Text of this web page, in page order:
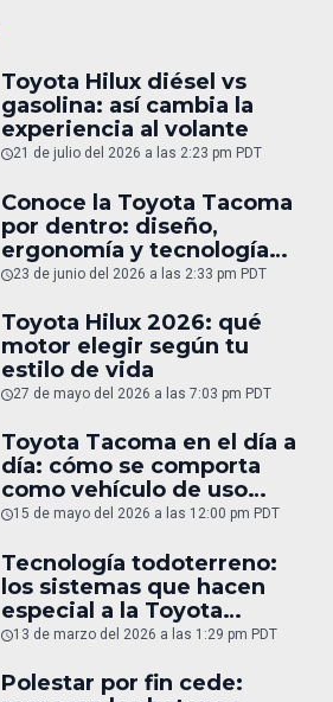
Toyota Hilux diésel vs
gasolina: así cambia la
experiencia al volante
21 de julio del 2026 a las 2:23 pm PDT
Conoce la Toyota Tacoma
por dentro: diseño,
ergonomía y tecnología
del interior
23 de junio del 2026 a las 2:33 pm PDT
Toyota Hilux 2026: qué
motor elegir según tu
estilo de vida
27 de mayo del 2026 a las 7:03 pm PDT
Toyota Tacoma en el día a
día: cómo se comporta
como vehículo de uso
diario
15 de mayo del 2026 a las 12:00 pm PDT
Tecnología todoterreno:
los sistemas que hacen
especial a la Toyota
Tacoma
13 de marzo del 2026 a las 1:29 pm PDT
Polestar por fin cede: